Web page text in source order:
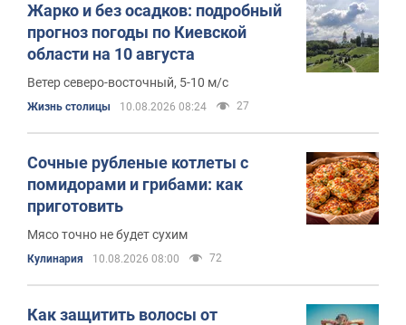
Жарко и без осадков: подробный
прогноз погоды по Киевской
области на 10 августа
Ветер северо-восточный, 5-10 м/с
Жизнь столицы 10.08.2026 08:24 27
Сочные рубленые котлеты с
помидорами и грибами: как
приготовить
Мясо точно не будет сухим
Кулинария 10.08.2026 08:00 72
Как защитить волосы от